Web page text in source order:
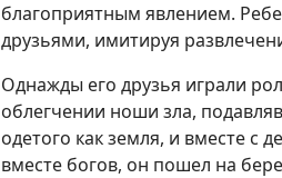
благоприятным явлением.
друзьями, имитируя
Однажды его друзья играли
облегчении ноши зла,
одетого как земля, и вместе с
вместе богов, он пошел на